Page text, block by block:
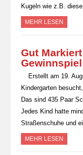
Kugeln wie z.B.
MEHR LESEN
Gut
Gewinnspiel
Erstellt am 19.
Kindergarten
Das sind 435 Paar
Jedes Kind hatte
Straßenschuhe und
MEHR LESEN